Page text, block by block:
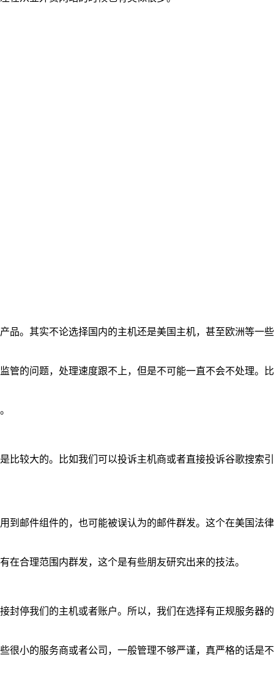
品。其实不论选择国内的主机还是美国主机，甚至欧洲等一些
管的问题，处理速度跟不上，但是不可能一直不会不处理。比
较大的。比如我们可以投诉主机商或者直接投诉谷歌搜索引
到邮件组件的，也可能被误认为的邮件群发。这个在美国法律
合理范围内群发，这个是有些朋友研究出来的技法。
封停我们的主机或者账户。所以，我们在选择有正规服务器的
很小的服务商或者公司，一般管理不够严谨，真严格的话是不